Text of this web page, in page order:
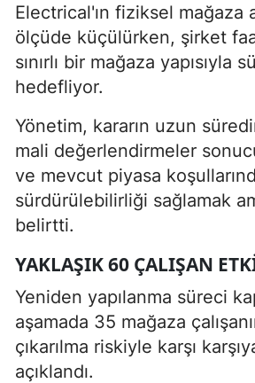
Electrical'ın fiziksel mağaza
ölçüde küçülürken, şirket
sınırlı bir mağaza yapısıyla
hedefliyor.
Yönetim, kararın uzun
mali değerlendirmeler
ve mevcut piyasa
sürdürülebilirliği sağlamak
belirtti.
YAKLAŞIK 60 ÇALIŞAN
Yeniden yapılanma süreci
aşamada 35 mağaza
çıkarılma riskiyle karşı
açıklandı.